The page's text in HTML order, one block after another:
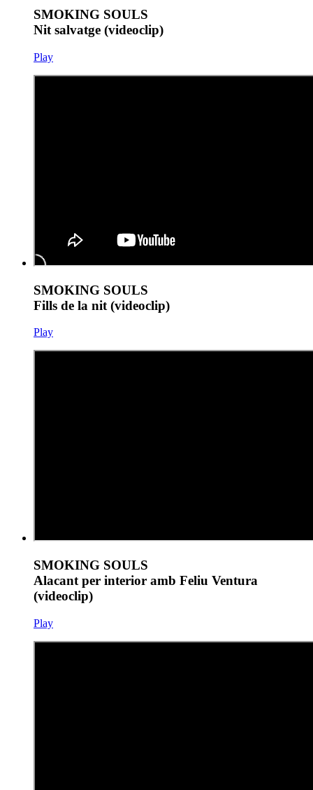
SMOKING SOULS
Nit salvatge (videoclip)
Play
SMOKING SOULS
Fills de la nit (videoclip)
Play
SMOKING SOULS
Alacant per interior amb Feliu Ventura
(videoclip)
Play